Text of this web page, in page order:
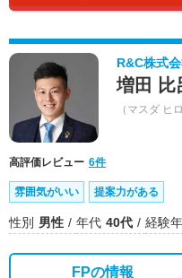
R&C株式
増田 比
（マスダ ヒ
高評価レビュー 6件
雰囲気がいい 提案力がある
性別 男性 年代 40代 経験
FPの情報